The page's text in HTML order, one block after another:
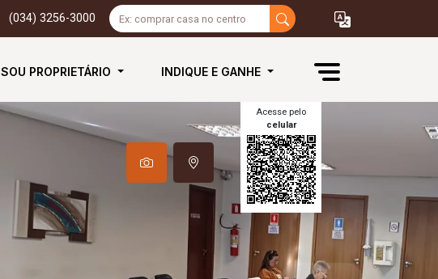
(034) 3256-3000
SOU PROPRIETÁRIO INDIQUE E GANHE
Acesse pelo
celular